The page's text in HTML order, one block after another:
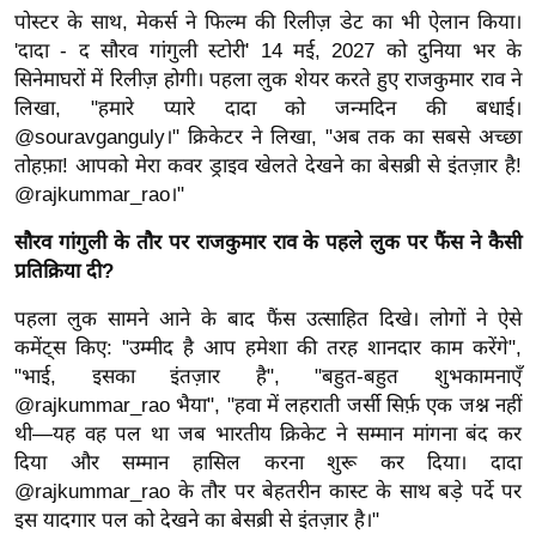
ज
ग
त
ऑ
टो
व
न्यू
ब्री
फ
म
नो
रं
ज
न
पोस्टर के साथ, मेकर्स ने फिल्म की रिलीज़ डेट का भी ऐलान किया।
'दादा - द सौरव गांगुली स्टोरी' 14 मई, 2027 को दुनिया भर के
सिनेमाघरों में रिलीज़ होगी। पहला लुक शेयर करते हुए राजकुमार राव ने
लिखा, "हमारे प्यारे दादा को जन्मदिन की बधाई।
@souravganguly।" क्रिकेटर ने लिखा, "अब तक का सबसे अच्छा
तोहफ़ा! आपको मेरा कवर ड्राइव खेलते देखने का बेसब्री से इंतज़ार है!
@rajkummar_rao।"
सौरव गांगुली के तौर पर राजकुमार राव के पहले लुक पर फैंस ने कैसी
प्रतिक्रिया दी?
पहला लुक सामने आने के बाद फैंस उत्साहित दिखे। लोगों ने ऐसे
कमेंट्स किए: "उम्मीद है आप हमेशा की तरह शानदार काम करेंगे",
"भाई, इसका इंतज़ार है", "बहुत-बहुत शुभकामनाएँ
@rajkummar_rao भैया", "हवा में लहराती जर्सी सिर्फ़ एक जश्न नहीं
थी—यह वह पल था जब भारतीय क्रिकेट ने सम्मान मांगना बंद कर
दिया और सम्मान हासिल करना शुरू कर दिया। दादा
@rajkummar_rao के तौर पर बेहतरीन कास्ट के साथ बड़े पर्दे पर
इस यादगार पल को देखने का बेसब्री से इंतज़ार है।"